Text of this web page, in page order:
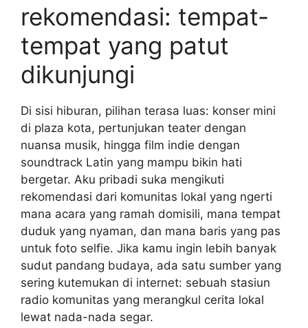
rekomendasi: tempat-
tempat yang patut
dikunjungi
Di sisi hiburan, pilihan terasa luas: konser mini
di plaza kota, pertunjukan teater dengan
nuansa musik, hingga film indie dengan
soundtrack Latin yang mampu bikin hati
bergetar. Aku pribadi suka mengikuti
rekomendasi dari komunitas lokal yang ngerti
mana acara yang ramah domisili, mana tempat
duduk yang nyaman, dan mana baris yang pas
untuk foto selfie. Jika kamu ingin lebih banyak
sudut pandang budaya, ada satu sumber yang
sering kutemukan di internet: sebuah stasiun
radio komunitas yang merangkul cerita lokal
lewat nada-nada segar.